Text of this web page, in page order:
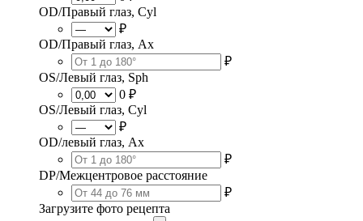
OD/Правый глаз, Cyl
₽
OD/Правый глаз, Ax
₽
OS/Левый глаз, Sph
0 ₽
OS/Левый глаз, Cyl
₽
OD/левый глаз, Ax
₽
DP/Межцентровое расстояние
₽
Загрузите фото рецепта